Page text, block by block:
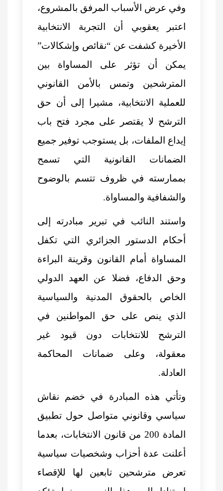
وفي عرض الأسباب المرفق بالمشروع،
اعتبر يعقوبي أن التجربة الانتخابية
الأخيرة كشفت عن “نقائص وإشكالات”
يمكن أن تؤثر على المساواة بين
المترشحين وتمس بالأمن القانوني
للعملية الانتخابية، مشيرا إلى أن حق
الترشح لا يقتصر على مجرد فتح باب
إيداع الملفات، بل يستوجب توفير جميع
الضمانات القانونية التي تسمح
بممارسته في ظروف تتسم بالوضوح
والشفافية والمساواة.
واستند النائب في تبرير مبادرته إلى
أحكام الدستور الجزائري التي تكفل
المساواة أمام القانون وقرينة البراءة
وحق الدفاع، فضلا عن العهد الدولي
الخاص بالحقوق المدنية والسياسية
الذي ينص على حق المواطنين في
الترشح للانتخابات دون قيود غير
معقولة، وعلى ضمانات المحاكمة
العادلة.
وتأتي هذه المبادرة في خضم نقاش
سياسي وقانوني متواصل حول تطبيق
المادة 200 من قانون الانتخابات، بعدما
أعلنت عدة أحزاب وشخصيات سياسية
تعرض مترشحين تابعين لها للإقصاء